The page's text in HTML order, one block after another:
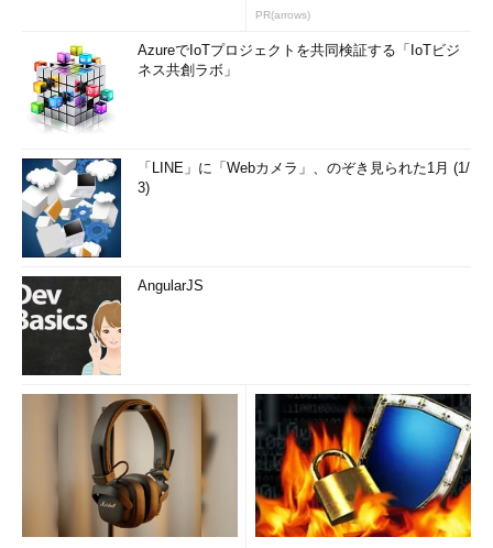
PR(arrows)
AzureでIoTプロジェクトを共同検証する「IoTビジ
ネス共創ラボ」
「LINE」に「Webカメラ」、のぞき見られた1月 (1/
3)
AngularJS